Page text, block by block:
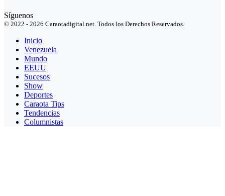
Síguenos
© 2022 - 2026 Caraotadigital.net. Todos los Derechos Reservados.
Inicio
Venezuela
Mundo
EEUU
Sucesos
Show
Deportes
Caraota Tips
Tendencias
Columnistas